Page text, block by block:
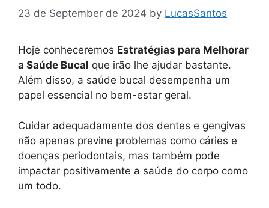
23 de September de 2024 by LucasSantos
Hoje conheceremos Estratégias para Melhorar
a Saúde Bucal que irão lhe ajudar bastante.
Além disso, a saúde bucal desempenha um
papel essencial no bem-estar geral.
Cuidar adequadamente dos dentes e gengivas
não apenas previne problemas como cáries e
doenças periodontais, mas também pode
impactar positivamente a saúde do corpo como
um todo.